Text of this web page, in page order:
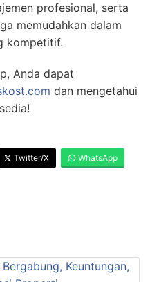
profesional, serta
memudahkan dalam
kompetitif.
Anda dapat
dan mengetahui
Twitter/X WhatsApp